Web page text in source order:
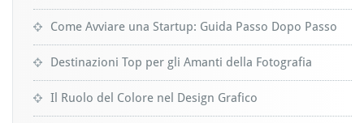
Come Avviare una Startup: Guida Passo Dopo Passo
Destinazioni Top per gli Amanti della Fotografia
Il Ruolo del Colore nel Design Grafico